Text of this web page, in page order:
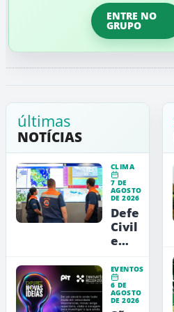
ENTRE NO
GRUPO
últimas
NOTÍCIAS
CLIMA
7 DE
AGOSTO
DE 2026
Defesa
Civil
emite
vermelho
para
a
EVENTOS
6 DE
AGOSTO
DE 2026